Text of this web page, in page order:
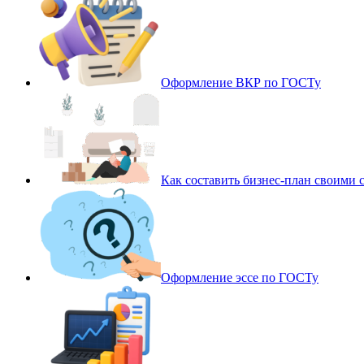
Оформление ВКР по ГОСТу
Как составить бизнес-план своими
Оформление эссе по ГОСТу